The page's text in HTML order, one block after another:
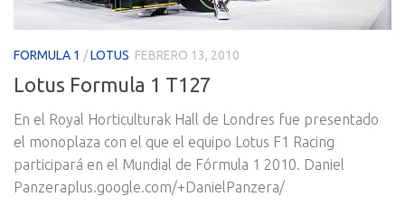
FORMULA 1 /LOTUS FEBRERO 13, 2010
Lotus Formula 1 T127
En el Royal Horticulturak Hall de Londres fue presentado
el monoplaza con el que el equipo Lotus F1 Racing
participará en el Mundial de Fórmula 1 2010. Daniel
Panzeraplus.google.com/+DanielPanzera/